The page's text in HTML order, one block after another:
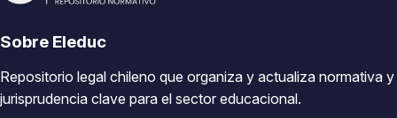
Sobre Eleduc
Repositorio legal chileno que organiza y actualiza normativa y
jurisprudencia clave para el sector educacional.